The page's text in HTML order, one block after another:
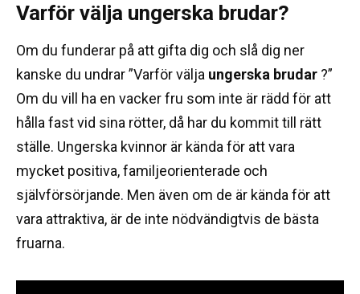
Varför välja ungerska brudar?
Om du funderar på att gifta dig och slå dig ner
kanske du undrar ”Varför välja ungerska brudar ?”
Om du vill ha en vacker fru som inte är rädd för att
hålla fast vid sina rötter, då har du kommit till rätt
ställe. Ungerska kvinnor är kända för att vara
mycket positiva, familjeorienterade och
självförsörjande. Men även om de är kända för att
vara attraktiva, är de inte nödvändigtvis de bästa
fruarna.